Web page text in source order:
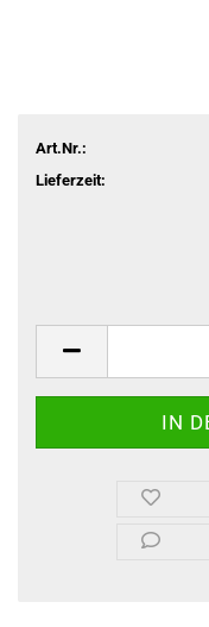
Art.Nr.:
Lieferzeit: